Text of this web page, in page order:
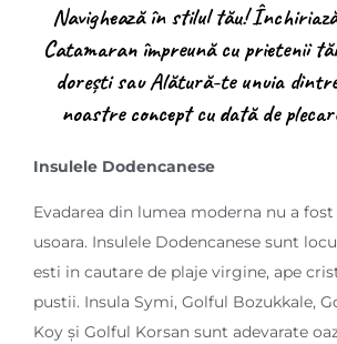
Navighează în stilul tău!
Catamaran împreună cu prietenii
dorești sau Alătură-te unuia dintre
noastre concept cu dată de
Insulele Dodencanese
Evadarea din lumea moderna nu a
usoara. Insulele Dodencanese sunt
esti in cautare de plaje virgine, ape
pustii. Insula Symi, Golful Bozukkale,
Koy și Golful Korsan sunt adevarate